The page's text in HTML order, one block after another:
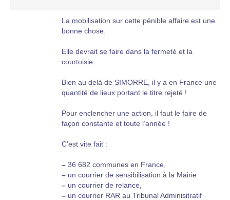
La mobilisation sur cette pénible affaire est une
bonne chose.
Elle devrait se faire dans la fermeté et la
courtoisie.
Bien au delà de SIMORRE, il y a en France une
quantité de lieux portant le titre rejeté !
Pour enclencher une action, il faut le faire de
façon constante et toute l’année !
C’est vite fait :
– 36 682 communes en France,
– un courrier de sensibilisation à la Mairie
– un courrier de relance,
– un courrier RAR au Tribunal Adminisitratif